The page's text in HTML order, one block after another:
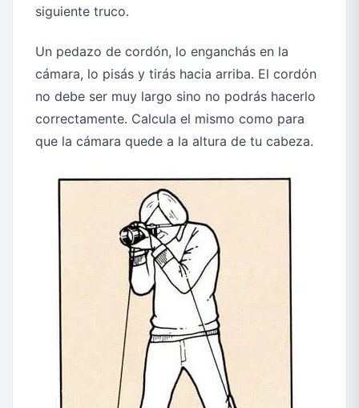
siguiente truco.
Un pedazo de cordón, lo enganchás en la
cámara, lo pisás y tirás hacia arriba. El cordón
no debe ser muy largo sino no podrás hacerlo
correctamente. Calcula el mismo como para
que la cámara quede a la altura de tu cabeza.